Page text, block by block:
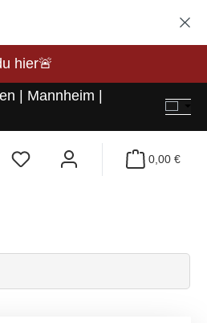
hier🚨
| Mannheim |
0,00 €